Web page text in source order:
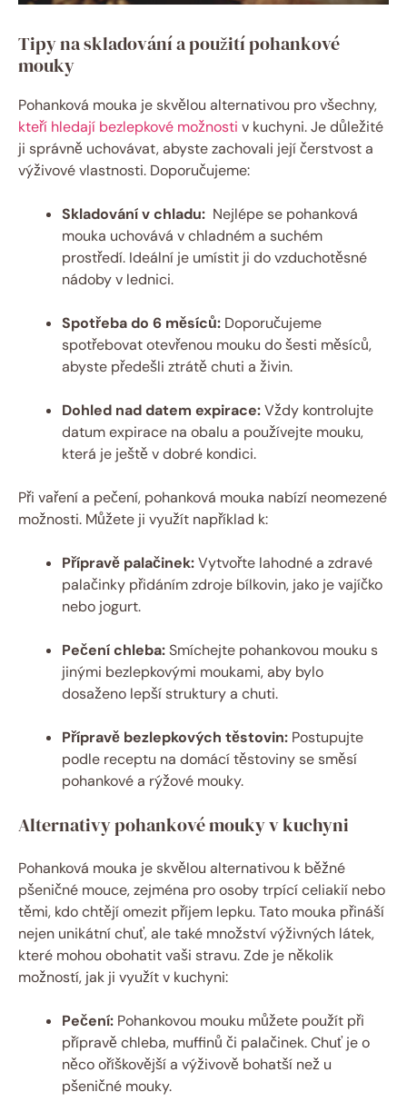
Tipy ⁣na skladování a⁤ použití pohankové
mouky
Pohanková⁤ mouka je skvělou alternativou pro všechny,
kteří hledají bezlepkové možnosti v kuchyni. Je důležité
ji správně uchovávat,⁢ abyste zachovali její čerstvost a
výživové ⁤vlastnosti. Doporučujeme:
Skladování v chladu: ‍ Nejlépe se pohanková
mouka uchovává v chladném a suchém⁢
prostředí. Ideální je umístit⁣ ji do vzduchotěsné
nádoby⁢ v lednici.
Spotřeba do 6 měsíců: Doporučujeme
spotřebovat otevřenou mouku do šesti měsíců,
abyste předešli ⁣ztrátě ⁢chuti a živin.
Dohled nad datem ⁢expirace:Vždy ‍kontrolujte
datum​ expirace⁢ na obalu a ​používejte mouku,
která je ještě v dobré kondici.
Při vaření‍ a pečení,⁤ pohanková mouka nabízí neomezené
možnosti. Můžete ji využít například k:
Přípravě palačinek:Vytvořte lahodné a zdravé
palačinky přidáním zdroje bílkovin, jako je vajíčko
nebo jogurt.
Pečení chleba:Smíchejte pohankovou mouku s
jinými bezlepkovými moukami, ⁢aby bylo
dosaženo lepší struktury‌ a chuti.
Přípravě bezlepkových těstovin: Postupujte‍
podle receptu na‍ domácí těstoviny se​ směsí
pohankové​ a rýžové ‍mouky.
Alternativy ‍pohankové mouky v kuchyni
Pohanková mouka ​je skvělou alternativou k ⁣běžné
pšeničné mouce, zejména pro osoby⁤ trpící celiakií nebo‍
těmi, kdo chtějí omezit příjem lepku. ⁤Tato mouka přináší
nejen unikátní chuť, ⁢ale ⁢také množství výživných​ látek,
které mohou obohatit⁢ vaši stravu. Zde je několik
možností, jak ji využít v​ kuchyni:
Pečení: ⁣Pohankovou mouku můžete použít při
přípravě chleba, ⁤muffinů či palačinek. Chuť⁣ je o
něco oříškovější a⁢ výživově bohatší než u
pšeničné mouky.